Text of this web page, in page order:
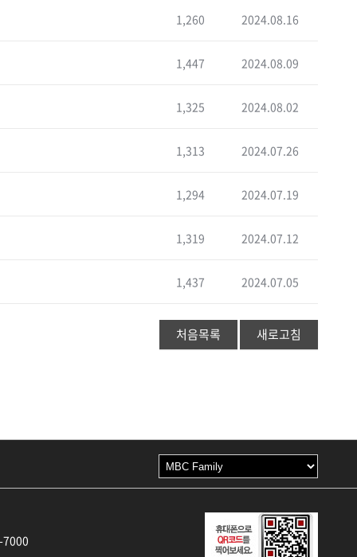
1,260 2024.08.16
1,447 2024.08.09
1,325 2024.08.02
1,313 2024.07.26
1,294 2024.07.19
1,319 2024.07.12
1,437 2024.07.05
처음목록 새로고침
7000